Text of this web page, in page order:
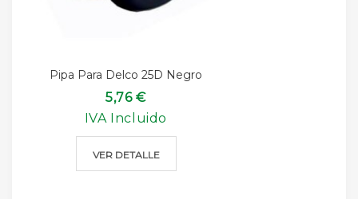
Pipa Para Delco 25D Negro
5,76 €
IVA Incluido
VER DETALLE